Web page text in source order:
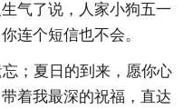
气了说，人家小狗五一
连个短信也不会。
；夏日的到来，愿你心
着我最深的祝福，直达